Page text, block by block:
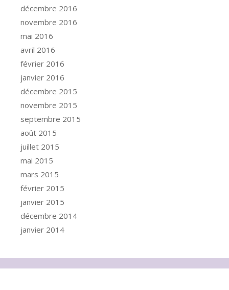
décembre 2016
novembre 2016
mai 2016
avril 2016
février 2016
janvier 2016
décembre 2015
novembre 2015
septembre 2015
août 2015
juillet 2015
mai 2015
mars 2015
février 2015
janvier 2015
décembre 2014
janvier 2014